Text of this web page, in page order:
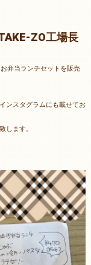
ZO工場長
弁当ランチセットを販売
ンスタグラムにも載せてお
します。